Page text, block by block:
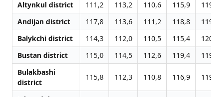
Altynkul district
111,2 113,2 110,6 115,9
119,5
Andijan district
117,8 113,6 111,2 118,8
119,3
Balykchi district
114,3 112,0 110,5 115,4
120,0
Bustan district
115,0 114,5 112,6 119,4
119,2
Bulakbashi
district
115,8 112,3 110,8 116,9 119,0